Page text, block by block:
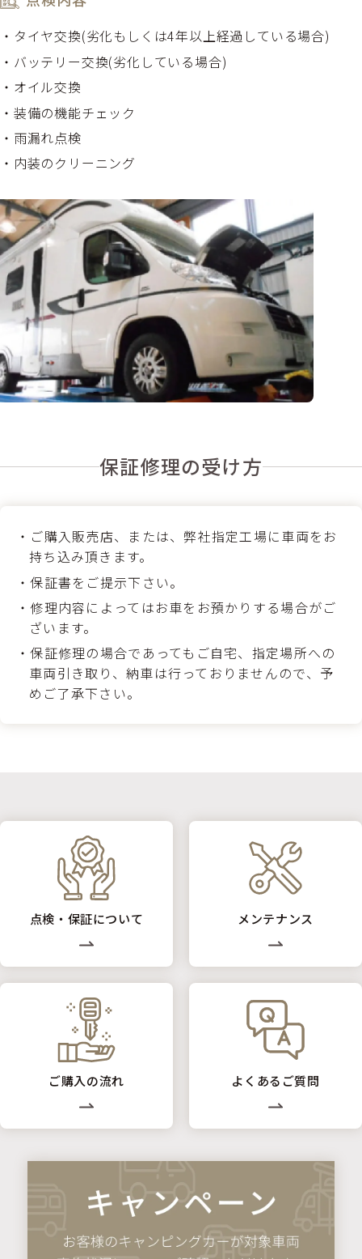
タイヤ交換(劣化もしくは4年以上経過している場合)
バッテリー交換(劣化している場合)
オイル交換
装備の機能チェック
雨漏れ点検
内装のクリーニング
保証修理の受け方
ご購入販売店、または、弊社指定工場に車両をお
持ち込み頂きます。
保証書をご提示下さい。
修理内容によってはお車をお預かりする場合がご
ざいます。
保証修理の場合であってもご自宅、指定場所への
車両引き取り、納車は行っておりませんので、予
めご了承下さい。
点検・保証について メンテナンス
ご購入の流れ よくあるご質問